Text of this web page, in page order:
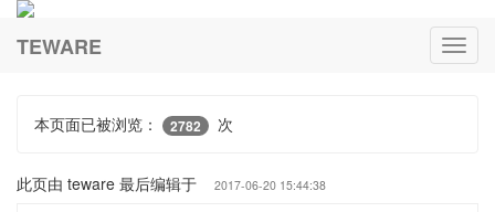
TEWARE
本页面已被浏览： 2782 次
此页由 teware 最后编辑于 2017-06-20 15:44:38